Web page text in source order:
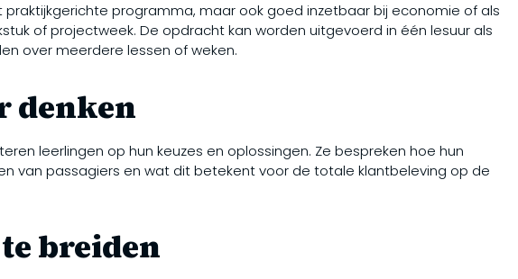
praktijkgerichte programma, maar ook goed inzetbaar bij economie of als
of projectweek. De opdracht kan worden uitgevoerd in één lesuur als
over meerdere lessen of weken.
denken
leerlingen op hun keuzes en oplossingen. Ze bespreken hoe hun
van passagiers en wat dit betekent voor de totale klantbeleving op de
breiden